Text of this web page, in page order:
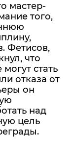
мастер-
того,
Фетисов,
что
стать
отказа от
он
над
цель